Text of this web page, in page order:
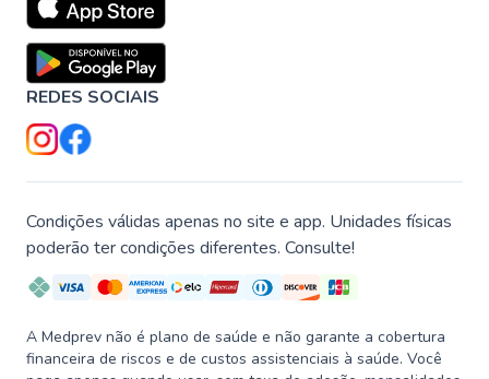
REDES SOCIAIS
Condições válidas apenas no site e app. Unidades físicas
poderão ter condições diferentes. Consulte!
A Medprev não é plano de saúde e não garante a cobertura
financeira de riscos e de custos assistenciais à saúde. Você